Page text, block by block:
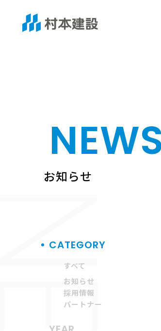
お知らせ
CATEGORY
すべて
お知らせ
採用情報
パートナー